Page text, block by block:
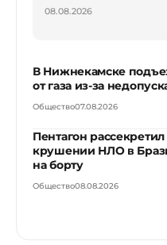
08.08.2026
В Нижнекамске
от газа из-за
Общество07.08.2026
Пентагон
крушении НЛО в
на борту
Общество08.08.2026